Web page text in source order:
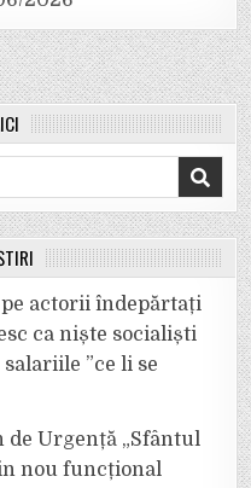
actorii îndepărtați
ca niște socialiști
”ce li se
Urgență „Sfântul
nou funcțional